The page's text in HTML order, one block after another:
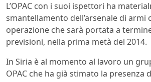
L’OPAC con i suoi ispettori ha
smantellamento dell’arsenale di armi
operazione che sarà portata a
previsioni, nella prima metà del 2014.
In Siria è al momento al lavoro un
OPAC che ha già stimato la presenza